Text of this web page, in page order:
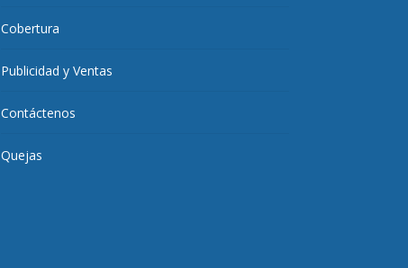
Cobertura
Publicidad y Ventas
Contáctenos
Quejas